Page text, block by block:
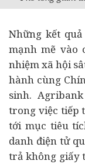
Những kết
mạnh mẽ vào
nhiệm xã hội
hành cùng
sinh.
trong việc tiếp
tới mục tiêu
danh điện tử
trả không giấy